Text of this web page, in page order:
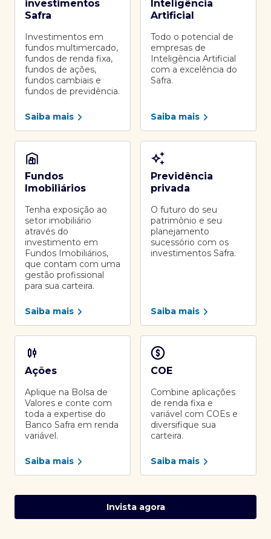
investimentos
Safra
Investimentos em
fundos multimercado,
fundos de renda fixa,
fundos de ações,
fundos cambiais e
fundos de previdência.
Saiba mais
Inteligência
Artificial
Todo o potencial de
empresas de
Inteligência Artificial
com a excelência do
Safra.
Saiba mais
Fundos
Imobiliários
Tenha exposição ao
setor imobiliário
através do
investimento em
Fundos Imobiliários,
que contam com uma
gestão profissional
para sua carteira.
Saiba mais
Previdência
privada
O futuro do seu
patrimônio e seu
planejamento
sucessório com os
investimentos Safra.
Saiba mais
Ações
Aplique na Bolsa de
Valores e conte com
toda a expertise do
Banco Safra em renda
variável.
Saiba mais
COE
Combine aplicações
de renda fixa e
variável com COEs e
diversifique sua
carteira.
Saiba mais
Invista agora